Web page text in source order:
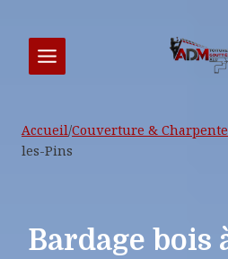
contenu
Accueil/Couverture & Charpente
les-Pins
Bardage bois